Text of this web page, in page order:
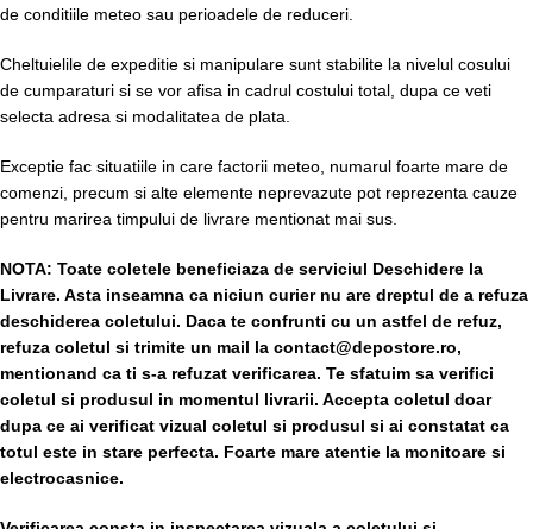
de conditiile meteo sau perioadele de reduceri.
Cheltuielile de expeditie si manipulare sunt stabilite la nivelul cosului
de cumparaturi si se vor afisa in cadrul costului total, dupa ce veti
selecta adresa si modalitatea de plata.
Exceptie fac situatiile in care factorii meteo, numarul foarte mare de
comenzi, precum si alte elemente neprevazute pot reprezenta cauze
pentru marirea timpului de livrare mentionat mai sus.
NOTA: Toate coletele beneficiaza de serviciul Deschidere la
Livrare. Asta inseamna ca niciun curier nu are dreptul de a refuza
deschiderea coletului. Daca te confrunti cu un astfel de refuz,
refuza coletul si trimite un mail la contact@depostore.ro,
mentionand ca ti s-a refuzat verificarea. Te sfatuim sa verifici
coletul si produsul in momentul livrarii. Accepta coletul doar
dupa ce ai verificat vizual coletul si produsul si ai constatat ca
totul este in stare perfecta. Foarte mare atentie la monitoare si
electrocasnice.